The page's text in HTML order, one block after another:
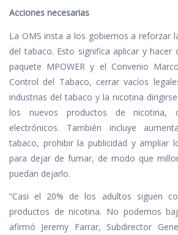
Acciones necesarias
La OMS insta a los gobiernos a reforzar
del tabaco. Esto significa aplicar y hacer
paquete MPOWER y el Convenio
Control del Tabaco, cerrar vacíos
industrias del tabaco y la nicotina
los nuevos productos de nicotina,
electrónicos. También incluye
tabaco, prohibir la publicidad y ampliar
para dejar de fumar, de modo que
puedan dejarlo.
“Casi el 20% de los adultos siguen
productos de nicotina. No podemos
afirmó Jeremy Farrar, Subdirector